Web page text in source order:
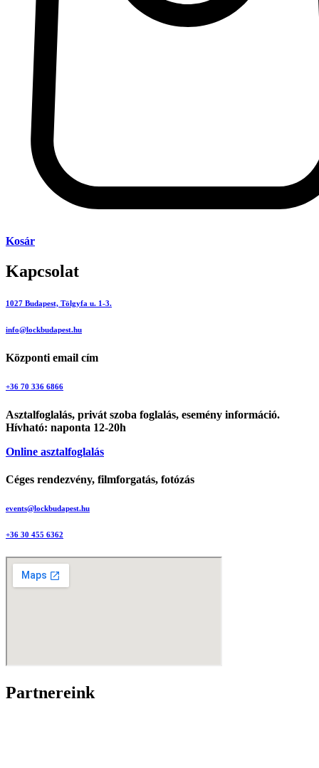
Kosár
Kapcsolat
1027 Budapest, Tölgyfa u. 1-3.
info@lockbudapest.hu
Központi email cím
+36 70 336 6866
Asztalfoglalás, privát szoba foglalás, esemény információ.
Hívható: naponta 12-20h
Online asztalfoglalás
Céges rendezvény, filmforgatás, fotózás
events@lockbudapest.hu
+36 30 455 6362
Partnereink